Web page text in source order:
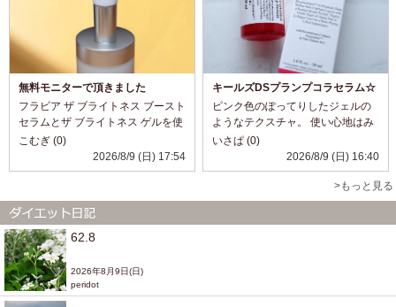
無料モニターで頂きました
フラビア ザ ブライトネス ブースト
セラムとザ ブライトネス ゲルを使
ってみました。 セラムはなめらか
で肌になじませやすく、ベタつき
が気になりにくい使用感でした😊
りと...
こむぎ (0)
2026/8/9 (日) 17:54
キールズDSプランプコラセラム☆
ピンク色のぽってりしたジェルの
ようなテクスチャ。 使い心地はみ
ずみずしく、伸びとなじみがよい
です。 暑い日でもスッキリ使えま
す。 香りはほとんどしませんが、
少しスパイシー。 べたつかず、普
段のスキンケ...
いさぱ (0)
2026/8/9 (日) 16:40
>もっと見る
62.8
2026年8月9日(日)
peridot